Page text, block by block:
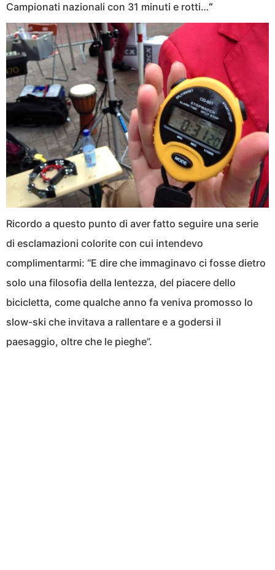
Campionati nazionali con 31 minuti e rotti…“
Ricordo a questo punto di aver fatto seguire una serie
di esclamazioni colorite con cui intendevo
complimentarmi: “E dire che immaginavo ci fosse dietro
solo una filosofia della lentezza, del piacere dello
bicicletta, come qualche anno fa veniva promosso lo
slow-ski che invitava a rallentare e a godersi il
paesaggio, oltre che le pieghe”.